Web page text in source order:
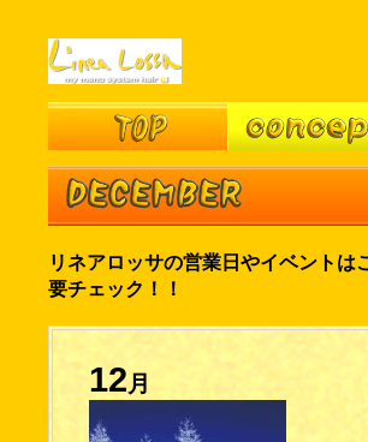
リネアロッサの営業日やイベント
要チェック！！
12